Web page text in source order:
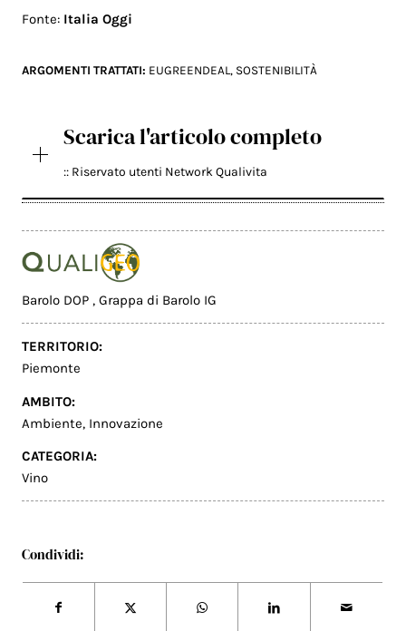
Fonte: Italia Oggi
ARGOMENTI TRATTATI: EUGREENDEAL , SOSTENIBILITÀ
Scarica l'articolo completo
:: Riservato utenti Network Qualivita
Barolo DOP,Grappa di Barolo IG
TERRITORIO:
Piemonte
AMBITO:
Ambiente, Innovazione
CATEGORIA:
Vino
Condividi: